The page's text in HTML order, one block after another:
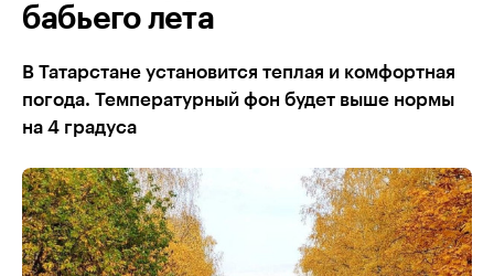
бабьего лета
В Татарстане установится теплая и комфортная
погода. Температурный фон будет выше нормы
на 4 градуса